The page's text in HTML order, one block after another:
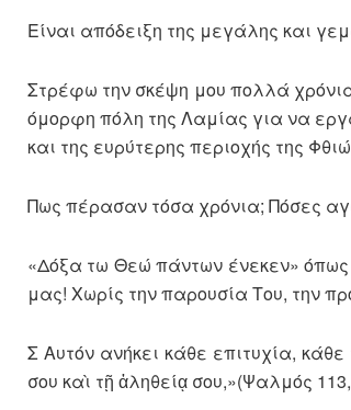
Είναι απόδειξη της μεγάλης και
Στρέφω την σκέψη μου πολλά
όμορφη πόλη της Λαμίας για να
και της ευρύτερης περιοχής της
Πως πέρασαν τόσα χρόνια; Πόσες
«Δόξα τω Θεώ πάντων ένεκεν» όπως
μας! Χωρίς την παρουσία Του, την
Σ Αυτόν ανήκει κάθε επιτυχία,
σου καὶ τῇ ἀληθείᾳ σου,»(Ψαλμός